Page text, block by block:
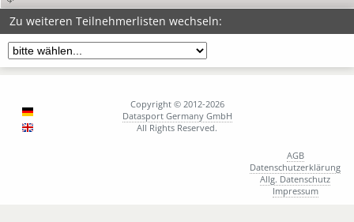
M
Mückl Mats
W
Niedermeier Katharina
W
Panajotow Noelia
W
Prigge Aleida
Ramseger Madita
Rohrhofer Jakob
Zu weiteren Teilnehmerlisten wechseln:
Copyright © 2012-2026
Datasport Germany GmbH
All Rights Reserved.
AGB
Datenschutzerklärung
Allg. Datenschutz
Impressum